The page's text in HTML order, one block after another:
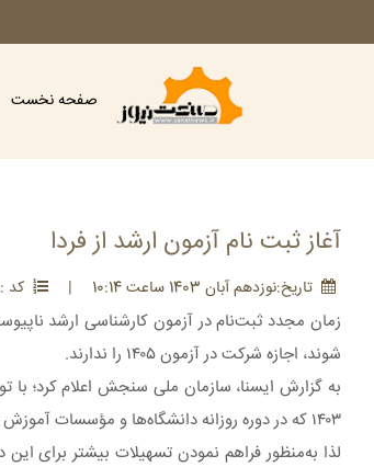
صفحه نخست
آغاز ثبت نام آزمون ارشد از فردا
تاريخ:نوزدهم آبان 1403 ساعت 10:14 | کد : 301199
شوند، اجازه شرکت در آزمون ۱۴۰۵ را ندارند.
۱۴۰۳ که در دوره روزانه دانشگاه‌ها و مؤسسات آموزش عالی پذیرفته شده‌اند، در آزمون کارشناسی ‌ارشد ناپیوسته سال ۱۴۰۴ فراهم شده است.